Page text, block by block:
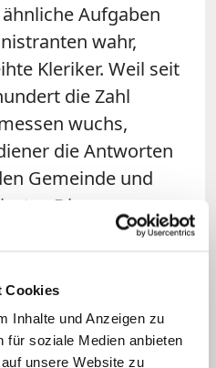
Cookies
Inhalte und Anzeigen zu
für soziale Medien anbieten
unsere Website zu
Aufgaben
wahr,
Kleriker. Weil seit
die Zahl
wuchs,
die Antworten
Gemeinde und
Die
zweien
nannte sie 829
Über
blieb der Dienst